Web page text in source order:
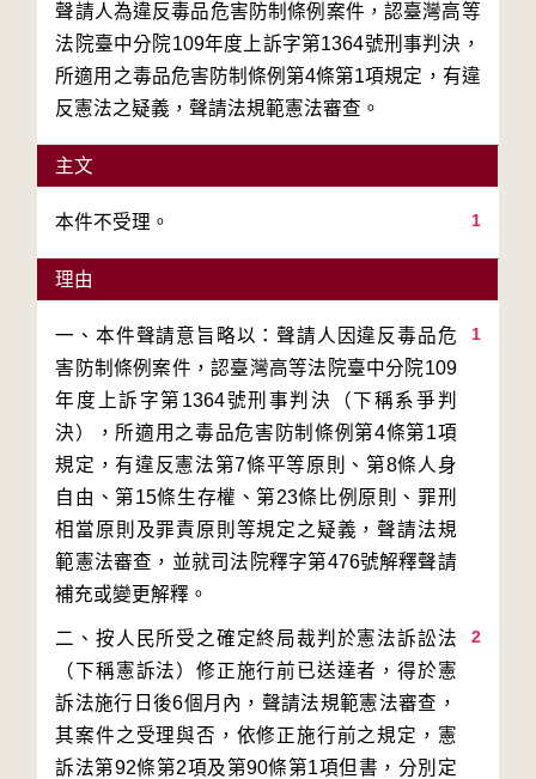
聲請人為違反毒品危害防制條例案件，認臺灣高等
法院臺中分院109年度上訴字第1364號刑事判決，
所適用之毒品危害防制條例第4條第1項規定，有違
反憲法之疑義，聲請法規範憲法審查。
主文
1
本件不受理。
理由
1
一、本件聲請意旨略以：聲請人因違反毒品危
害防制條例案件，認臺灣高等法院臺中分院109
年度上訴字第1364號刑事判決（下稱系爭判
決），所適用之毒品危害防制條例第4條第1項
規定，有違反憲法第7條平等原則、第8條人身
自由、第15條生存權、第23條比例原則、罪刑
相當原則及罪責原則等規定之疑義，聲請法規
範憲法審查，並就司法院釋字第476號解釋聲請
2
二、按人民所受之確定終局裁判於憲法訴訟法
（下稱憲訴法）修正施行前已送達者，得於憲
訴法施行日後6個月內，聲請法規範憲法審查，
其案件之受理與否，依修正施行前之規定，憲
訴法第92條第2項及第90條第1項但書，分別定